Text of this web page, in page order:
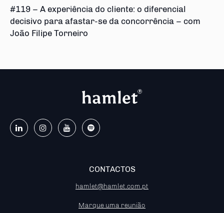
#119 – A experiência do cliente: o diferencial
decisivo para afastar-se da concorrência – com
João Filipe Torneiro
CONTACTOS
hamlet@hamlet.com.pt
Marque uma reunião